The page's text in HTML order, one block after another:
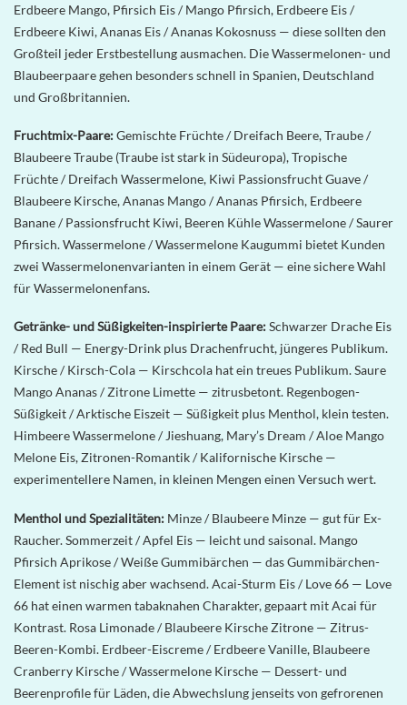
Erdbeere Mango, Pfirsich Eis / Mango Pfirsich, Erdbeere Eis /
Erdbeere Kiwi, Ananas Eis / Ananas Kokosnuss — diese sollten den
Großteil jeder Erstbestellung ausmachen. Die Wassermelonen- und
Blaubeerpaare gehen besonders schnell in Spanien, Deutschland
und Großbritannien.
Fruchtmix-Paare:Gemischte Früchte / Dreifach Beere, Traube /
Blaubeere Traube (Traube ist stark in Südeuropa), Tropische
Früchte / Dreifach Wassermelone, Kiwi Passionsfrucht Guave /
Blaubeere Kirsche, Ananas Mango / Ananas Pfirsich, Erdbeere
Banane / Passionsfrucht Kiwi, Beeren Kühle Wassermelone / Saurer
Pfirsich. Wassermelone / Wassermelone Kaugummi bietet Kunden
zwei Wassermelonenvarianten in einem Gerät — eine sichere Wahl
für Wassermelonenfans.
Getränke- und Süßigkeiten-inspirierte Paare:Schwarzer Drache Eis
/ Red Bull — Energy-Drink plus Drachenfrucht, jüngeres Publikum.
Kirsche / Kirsch-Cola — Kirschcola hat ein treues Publikum. Saure
Mango Ananas / Zitrone Limette — zitrusbetont. Regenbogen-
Süßigkeit / Arktische Eiszeit — Süßigkeit plus Menthol, klein testen.
Himbeere Wassermelone / Jieshuang, Mary’s Dream / Aloe Mango
Melone Eis, Zitronen-Romantik / Kalifornische Kirsche —
experimentellere Namen, in kleinen Mengen einen Versuch wert.
Menthol und Spezialitäten: Minze / Blaubeere Minze — gut für Ex-
Raucher. Sommerzeit / Apfel Eis — leicht und saisonal. Mango
Pfirsich Aprikose / Weiße Gummibärchen — das Gummibärchen-
Element ist nischig aber wachsend. Acai-Sturm Eis / Love 66 — Love
66 hat einen warmen tabaknahen Charakter, gepaart mit Acai für
Kontrast. Rosa Limonade / Blaubeere Kirsche Zitrone — Zitrus-
Beeren-Kombi. Erdbeer-Eiscreme / Erdbeere Vanille, Blaubeere
Cranberry Kirsche / Wassermelone Kirsche — Dessert- und
Beerenprofile für Läden, die Abwechslung jenseits von gefrorenen